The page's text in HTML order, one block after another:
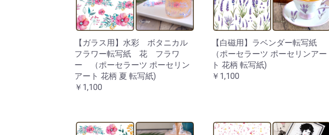
【ガラス用】水彩 ボタニカル
フラワー転写紙 花 フラワ
ー （ポーセラーツ ポーセリン
アート 花柄 夏 転写紙)
￥1,100
【白磁用】ラベンダー転写紙
（ポーセラーツ ポーセリンアー
ト 花柄 転写紙)
￥1,100